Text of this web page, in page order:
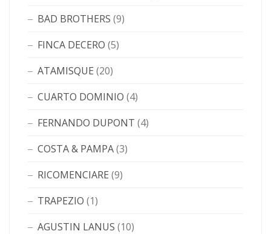
BAD BROTHERS (9)
FINCA DECERO (5)
ATAMISQUE (20)
CUARTO DOMINIO (4)
FERNANDO DUPONT (4)
COSTA & PAMPA(3)
RICOMENCIARE (9)
TRAPEZIO (1)
AGUSTIN LANUS (10)